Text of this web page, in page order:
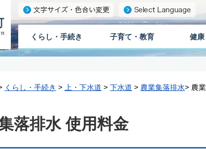
くらし・手続き 子育て・教育 健康
くらし・手続き > 上・下水道 > 下水道 > 農業集落排水> 農
落排水 使用料金